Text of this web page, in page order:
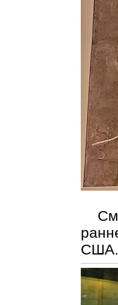
США.